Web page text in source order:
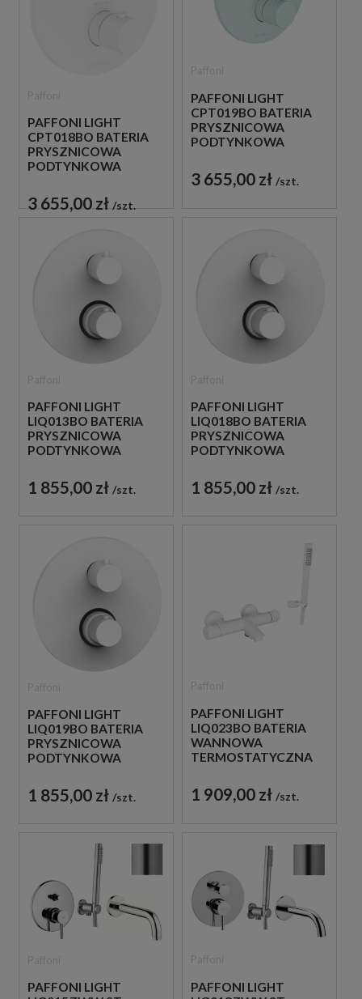
PAFFONI LIGHT
CPT018BO BATERIA
PRYSZNICOWA
PODTYNKOWA
DROŻNA
JEDNOUCHWYTOWA
3 655,00 zł szt.
PAFFONI LIGHT
CPT019BO BATERIA
PRYSZNICOWA
PODTYNKOWA
DROŻNA
JEDNOUCHWYTOWA
3 655,00 zł szt.
PAFFONI LIGHT
LIQ013BO BATERIA
PRYSZNICOWA
PODTYNKOWA
DROŻNA
JEDNOUCHWYTOWA
1 855,00 zł szt.
PAFFONI LIGHT
LIQ018BO BATERIA
PRYSZNICOWA
PODTYNKOWA
DROŻNA
JEDNOUCHWYTOWA
1 855,00 zł szt.
PAFFONI LIGHT
LIQ019BO BATERIA
PRYSZNICOWA
PODTYNKOWA
DROŻNA
JEDNOUCHWYTOWA
1 855,00 zł szt.
PAFFONI LIGHT
LIQ023BO BATERIA
WANNOWA
TERMOSTATYCZNA
SŁUCHAWKĄ
PRYSZNICOWĄ BIAŁA
1 909,00 zł szt.
PAFFONI LIGHT
PAFFONI LIGHT